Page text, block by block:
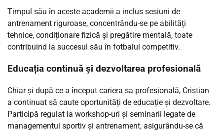
Timpul său în aceste academii a inclus sesiuni de
antrenament riguroase, concentrându-se pe abilități
tehnice, condiționare fizică și pregătire mentală, toate
contribuind la succesul său în fotbalul competitiv.
Educația continuă și dezvoltarea profesională
Chiar și după ce a început cariera sa profesională, Cristian
a continuat să caute oportunități de educație și dezvoltare.
Participă regulat la workshop-uri și seminarii legate de
managementul sportiv și antrenament, asigurându-se că